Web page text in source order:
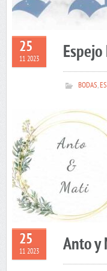
25
11 2023
BODAS,
25
11 2023 Anto y